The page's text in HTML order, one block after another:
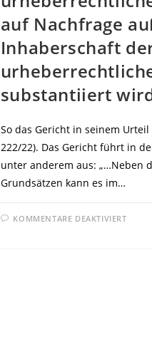
auf Nachfrage
Inhaberschaft
substantiiert
So das Gericht in seinem Urteil
222/22). Das Gericht führt in
unter anderem aus: „…Neben
Grundsätzen kann es im…
KOMMENTARE DEAKTIVIERTFÜR